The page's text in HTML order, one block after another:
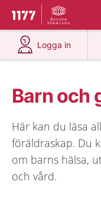
Till startsidan för
Du har valt
Logga in
på 1177.se
Barn och
Här kan du läsa
föräldraskap. Du
om barns hälsa,
och vård.